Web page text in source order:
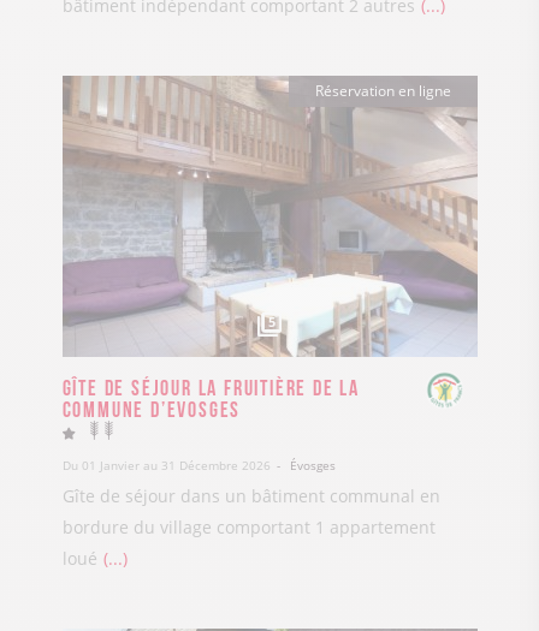
bâtiment indépendant comportant 2 autres ...
5
Réservation en ligne
Gîte de séjour la Fruitière de la
Commune d’Evosges
Du 01 Janvier au 31 Décembre 2026 Évosges
Gîte de séjour dans un bâtiment communal en
bordure du village comportant 1 appartement
loué ...